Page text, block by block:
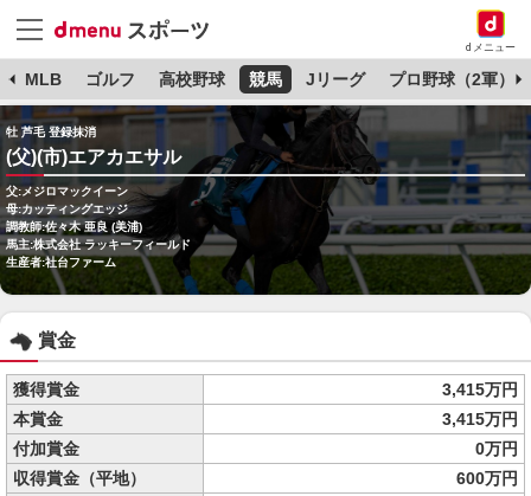
dメニュー
MLB ゴルフ 高校野球 競馬 Jリーグ プロ野球（2軍）
牡 芦毛 登録抹消
(父)(市)エアカエサル
父:メジロマックイーン
母:カッティングエッジ
調教師:佐々木 亜良 (美浦)
馬主:株式会社 ラッキーフィールド
生産者:社台ファーム
賞金
獲得賞金
3,415万円
本賞金
3,415万円
付加賞金
0万円
収得賞金（平地）
600万円